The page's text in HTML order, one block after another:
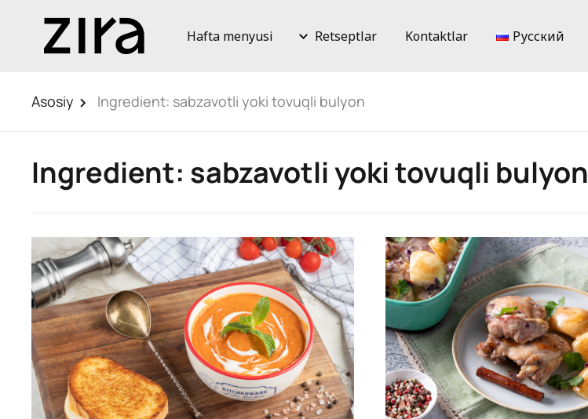
Hafta menyusi Retseptlar Kontaktlar Русский
Asosiy Ingredient: sabzavotli yoki tovuqli bulyon
Ingredient: sabzavotli yoki tovuqli bulyon